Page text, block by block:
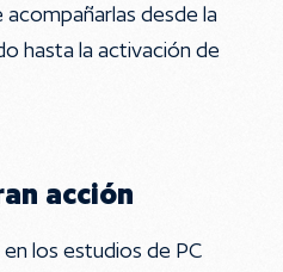
acompañarlas desde la
hasta la activación de
acción
los estudios de PC